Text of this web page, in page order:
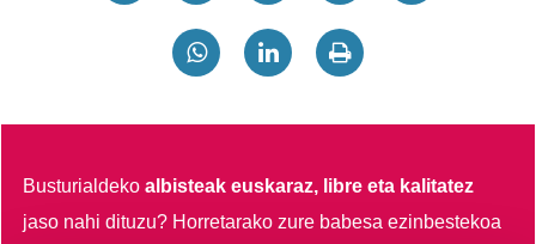
Busturialdekoalbisteak euskaraz, libre eta kalitatez
jaso nahi dituzu? Horretarako zure babesa ezinbestekoa